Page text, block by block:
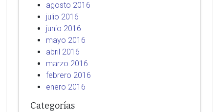
agosto 2016
julio 2016
junio 2016
mayo 2016
abril 2016
marzo 2016
febrero 2016
enero 2016
Categorías